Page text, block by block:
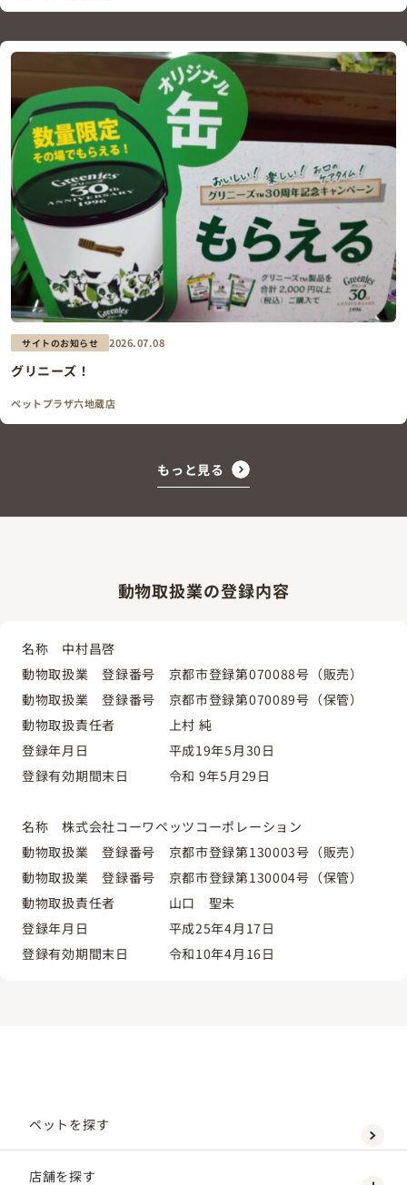
サイトのお知らせ 2026.07.08
グリニーズ！
ペットプラザ六地蔵店
もっと見る
動物取扱業の登録内容
名称 中村昌啓
動物取扱業 登録番号 京都市登録第070088号（販売）
動物取扱業 登録番号 京都市登録第070089号（保管）
動物取扱責任者 上村 純
登録年月日 平成19年5月30日
登録有効期間末日 令和 9年5月29日
名称 株式会社コーワペッツコーポレーション
動物取扱業 登録番号 京都市登録第130003号（販売）
動物取扱業 登録番号 京都市登録第130004号（保管）
動物取扱責任者 山口 聖未
登録年月日 平成25年4月17日
登録有効期間末日 令和10年4月16日
ペットを探す
店舗を探す